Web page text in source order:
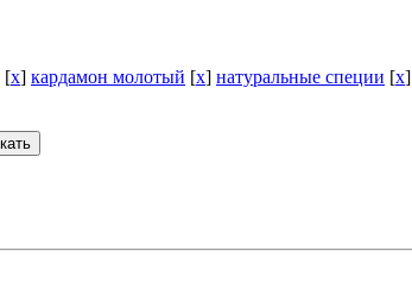
[x] кардамон молотый [x] натуральные специи [x]